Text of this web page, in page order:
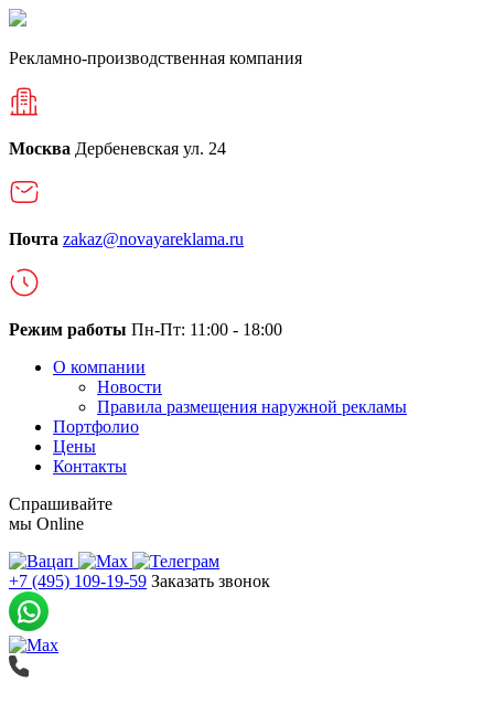
Рекламно-производственная компания
Москва Дербеневская ул. 24
Почта zakaz@novayareklama.ru
Режим работы Пн-Пт: 11:00 - 18:00
О компании
Новости
Правила размещения наружной рекламы
Портфолио
Цены
Контакты
Спрашивайте
мы Online
+7 (495) 109-19-59 Заказать звонок